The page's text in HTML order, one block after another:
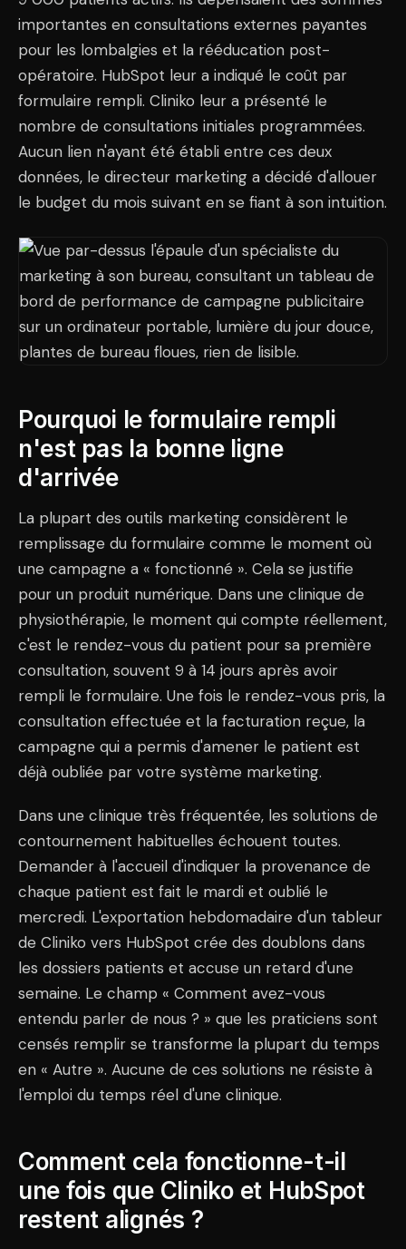
importantes en consultations externes payantes
pour les lombalgies et la rééducation post-
opératoire. HubSpot leur a indiqué le coût par
formulaire rempli. Cliniko leur a présenté le
nombre de consultations initiales programmées.
Aucun lien n'ayant été établi entre ces deux
données, le directeur marketing a décidé d'allouer
le budget du mois suivant en se fiant à son intuition.
Pourquoi le formulaire rempli
n'est pas la bonne ligne
d'arrivée
La plupart des outils marketing considèrent le
remplissage du formulaire comme le moment où
une campagne a « fonctionné ». Cela se justifie
pour un produit numérique. Dans une clinique de
physiothérapie, le moment qui compte réellement,
c'est le rendez-vous du patient pour sa première
consultation, souvent 9 à 14 jours après avoir
rempli le formulaire. Une fois le rendez-vous pris, la
consultation effectuée et la facturation reçue, la
campagne qui a permis d'amener le patient est
déjà oubliée par votre système marketing.
Dans une clinique très fréquentée, les solutions de
contournement habituelles échouent toutes.
Demander à l'accueil d'indiquer la provenance de
chaque patient est fait le mardi et oublié le
mercredi. L'exportation hebdomadaire d'un tableur
de Cliniko vers HubSpot crée des doublons dans
les dossiers patients et accuse un retard d'une
semaine. Le champ « Comment avez-vous
entendu parler de nous ? » que les praticiens sont
censés remplir se transforme la plupart du temps
en « Autre ». Aucune de ces solutions ne résiste à
l'emploi du temps réel d'une clinique.
Comment cela fonctionne-t-il
une fois que Cliniko et HubSpot
restent alignés ?